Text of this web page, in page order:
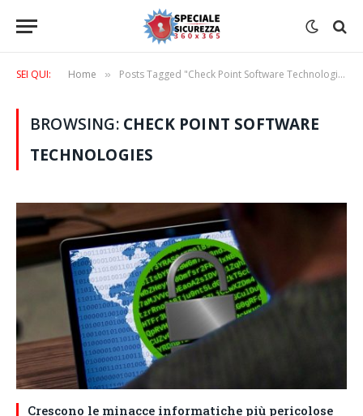
SEI QUI: Home » Posts Tagged "Check Point Software Technologies"
BROWSING: CHECK POINT SOFTWARE
TECHNOLOGIES
Crescono le minacce informatiche più pericolose